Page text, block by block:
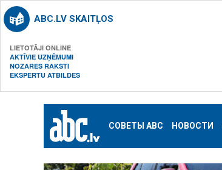
ABC.LV SKAITĻOS
LIETOTĀJI ONLINE
AKTĪVIE UZŅĒMUMI
NOZARES RAKSTI
EKSPERTU ATBILDES
СОВЕТЫ ABC НОВОСТИ